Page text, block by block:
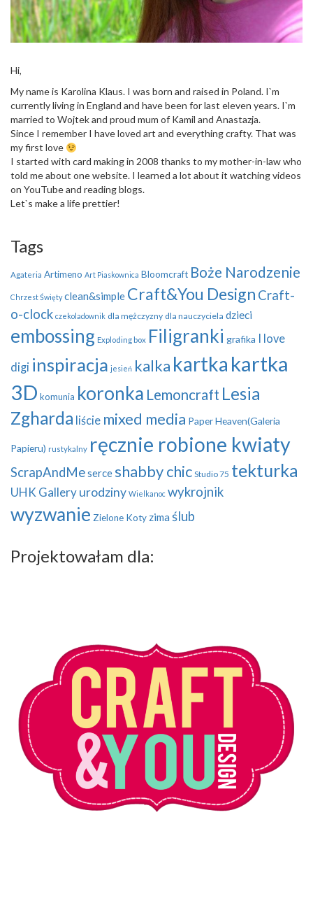
Hi,
My name is Karolina Klaus. I was born and raised in Poland. I`m
currently living in England and have been for last eleven years. I`m
married to Wojtek and proud mum of Kamil and Anastazja.
Since I remember I have loved art and everything crafty. That was
my first love
I started with card making in 2008 thanks to my mother-in-law who
told me about one website. I learned a lot about it watching videos
on YouTube and reading blogs.
Let`s make a life prettier!
Tags
Agateria Artimeno Art Piaskownica Bloomcraft Boże Narodzenie
Chrzest Święty clean&simple Craft&You Design Craft-
o-clock czekoladownik dla mężczyzny dla nauczyciela dzieci
embossing Exploding box Filigranki grafika I love
digi inspiracja jesień kalka kartka kartka
3D komunia koronka Lemoncraft Lesia
Zgharda liście mixed media Paper Heaven(Galeria
Papieru) rustykalny ręcznie robione kwiaty
ScrapAndMeserce shabby chic Studio 75 tekturka
UHK Galleryurodziny Wielkanoc wykrojnik
wyzwanie Zielone Koty zima ślub
Projektowałam dla: